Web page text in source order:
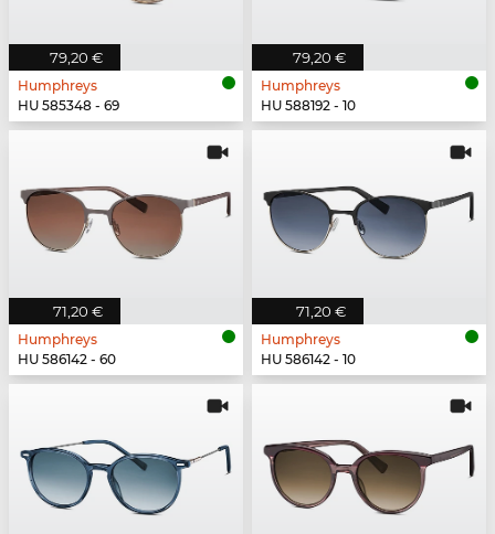
79,20 €
Humphreys
HU 585348 - 69
79,20 €
Humphreys
HU 588192 - 10
71,20 €
Humphreys
HU 586142 - 60
71,20 €
Humphreys
HU 586142 - 10